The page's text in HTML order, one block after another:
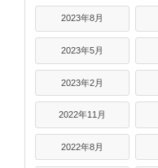
2023年8月
2023年5月
2023年2月
2022年11月
2022年8月